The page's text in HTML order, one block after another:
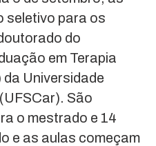
seletivo para os
do
em Terapia
Universidade
São
o mestrado e 14
e as aulas começam